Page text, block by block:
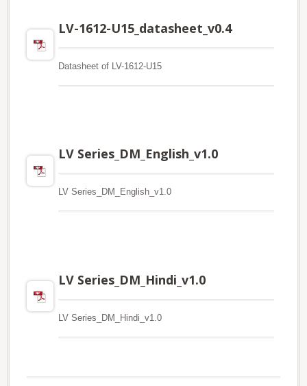
LV-1612-U15_datasheet_v0.4
Datasheet of LV-1612-U15
LV Series_DM_English_v1.0
LV Series_DM_English_v1.0
LV Series_DM_Hindi_v1.0
LV Series_DM_Hindi_v1.0